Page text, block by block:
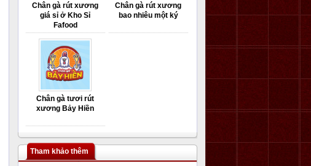
Chân gà rút xương
giá sỉ ở Kho Sỉ
Fafood
Chân gà rút xương
bao nhiêu một ký
Chân gà tươi rút
xương Bảy Hiền
Tham khảo thêm